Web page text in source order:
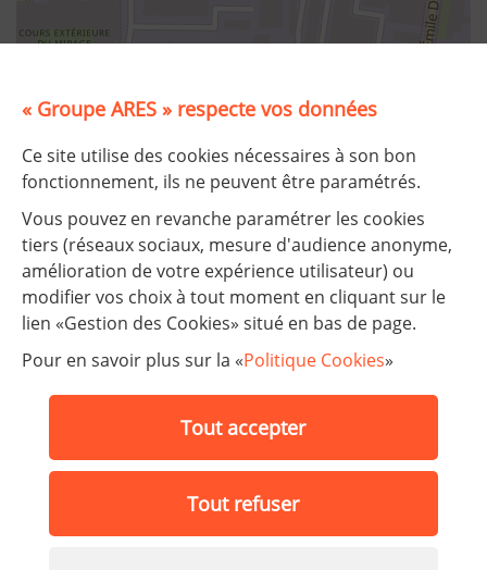
© Plan-interactif , Contributeurs d' OpenStreetMap
Partager : Partager sur LinkedIn
Partager sur Facebook
Partager sur Twitter
Partager par e-mail
Nos établissements
FAQ
FacebookLinkedInLinkedIn
« Groupe ARES » respecte vos données
Ce site utilise des cookies nécessaires à son bon
fonctionnement, ils ne peuvent être paramétrés.
Vous pouvez en revanche paramétrer les cookies
tiers (réseaux sociaux, mesure d'audience anonyme,
amélioration de votre expérience utilisateur) ou
modifier vos choix à tout moment en cliquant sur le
lien «Gestion des Cookies» situé en bas de page.
Pour en savoir plus sur la «Politique Cookies»
Tout accepter
Tout refuser